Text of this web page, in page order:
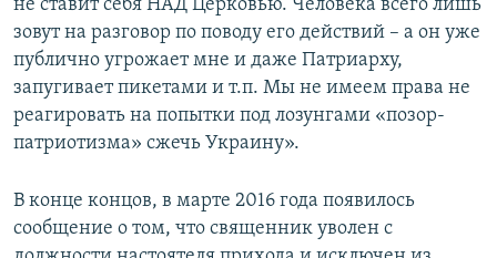
не ставит себя НАД Церковью. Человека всего лишь
зовут на разговор по поводу его действий –​ а он уже
публично угрожает мне и даже Патриарху,
запугивает пикетами и т.п. Мы не имеем права не
реагировать на попытки под лозунгами «позор-
патриотизма» сжечь Украину».
В конце концов, в марте 2016 года появилось
сообщение о том, что священник уволен с